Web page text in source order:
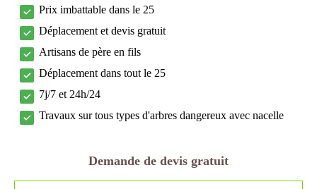
Prix imbattable dans le 25
Déplacement et devis gratuit
Artisans de père en fils
Déplacement dans tout le 25
7j/7 et 24h/24
Travaux sur tous types d'arbres dangereux avec nacelle
Demande de devis gratuit